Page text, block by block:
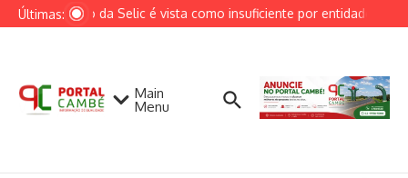
Ir para o conteúdo
Últimas:
Redução da Selic é vista como insuficiente por entidades do
Main
Menu